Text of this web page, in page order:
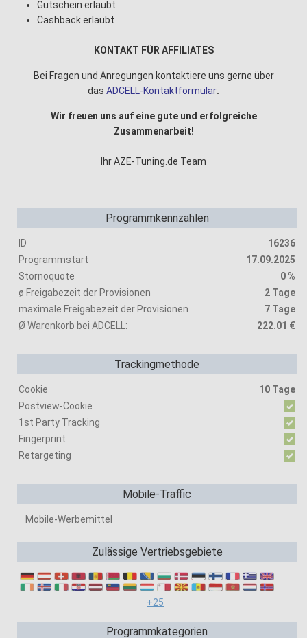
Gutschein erlaubt
Cashback erlaubt
KONTAKT FÜR AFFILIATES
Bei Fragen und Anregungen kontaktiere uns gerne über
das ADCELL-Kontaktformular.
Wir freuen uns auf eine gute und erfolgreiche
Zusammenarbeit!
Ihr AZE-Tuning.de Team
Programmkennzahlen
ID
16236
Programmstart
17.09.2025
Stornoquote
0 %
ø Freigabezeit der Provisionen
2 Tage
maximale Freigabezeit der Provisionen
7 Tage
Ø Warenkorb bei ADCELL:
222.01 €
Trackingmethode
Cookie
10 Tage
Postview-Cookie
1st Party Tracking
Fingerprint
Retargeting
Mobile-Traffic
Mobile-Werbemittel
Zulässige Vertriebsgebiete
+25
Programmkategorien